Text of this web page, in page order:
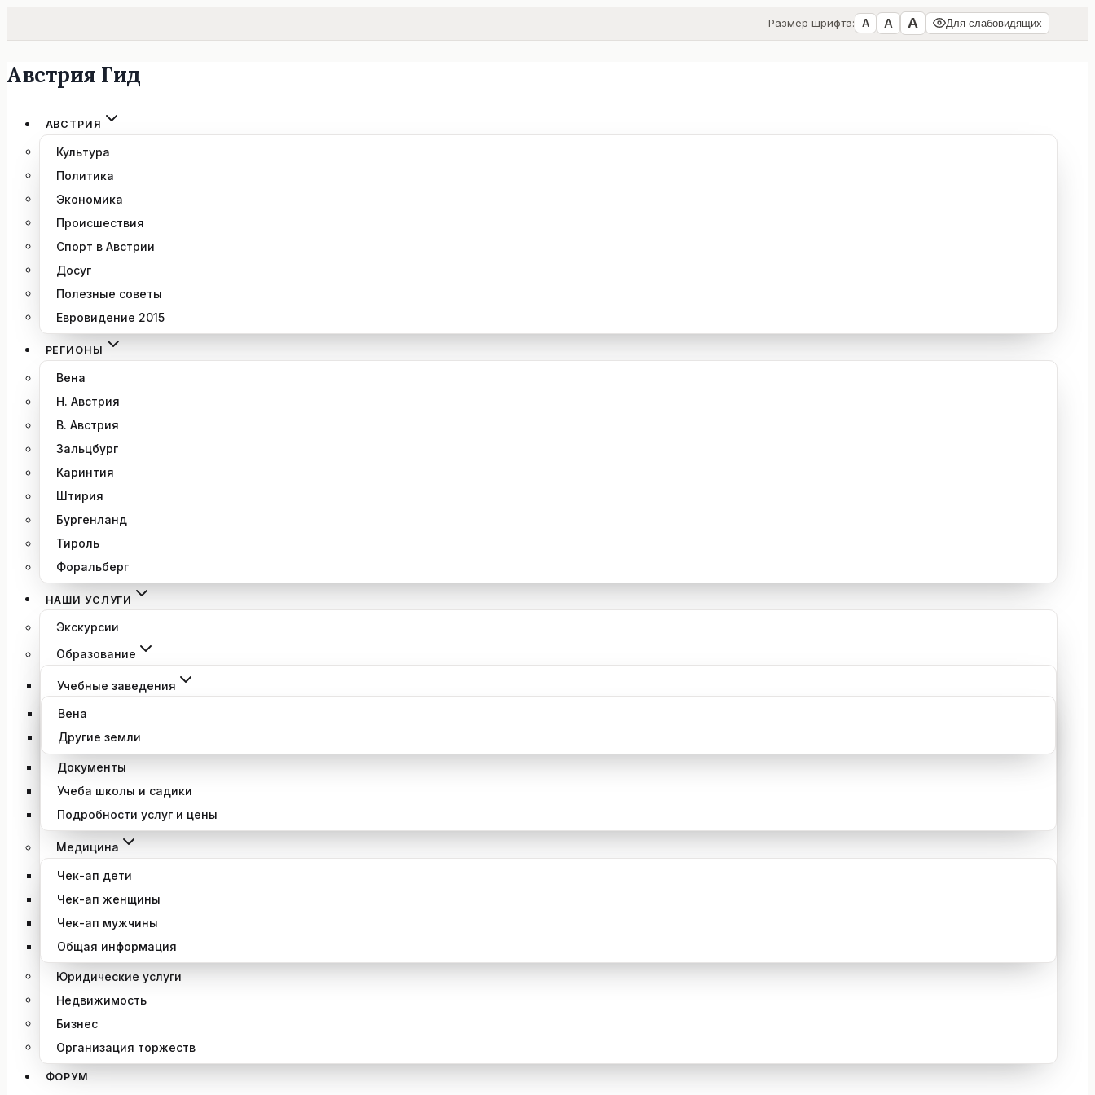
Размер шрифта: А А А Для слабовидящих
Перейти
содержимому
Австрия Гид
АВСТРИЯ
Культура
Политика
Экономика
Происшествия
Спорт в Австрии
Досуг
Полезные советы
Евровидение 2015
РЕГИОНЫ
Вена
Н. Австрия
В. Австрия
Зальцбург
Каринтия
Штирия
Бургенланд
Тироль
Форальберг
НАШИ УСЛУГИ
Экскурсии
Образование
Учебные заведения
Вена
Другие земли
Документы
Учеба школы и садики
Подробности услуг и цены
Медицина
Чек-ап дети
Чек-ап женщины
Чек-ап мужчины
Общая информация
Юридические услуги
Недвижимость
Бизнес
Организация торжеств
ФОРУМ